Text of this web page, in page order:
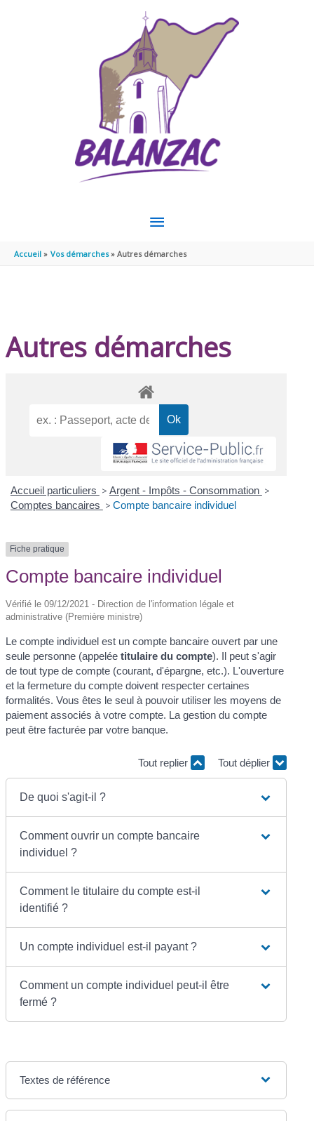
MENU
PRINCIPAL
Accueil Vos démarches Autres démarches
Autres démarches
Accueil particuliers > Argent - Impôts - Consommation >
Comptes bancaires > Compte bancaire individuel
Fiche pratique
Compte bancaire individuel
Vérifié le 09/12/2021 - Direction de l'information légale et
administrative (Première ministre)
Le compte individuel est un compte bancaire ouvert par une
seule personne (appeléetitulaire du compte). Il peut s'agir
de tout type de compte (courant, d'épargne, etc.). L'ouverture
et la fermeture du compte doivent respecter certaines
formalités. Vous êtes le seul à pouvoir utiliser les moyens de
paiement associés à votre compte. La gestion du compte
peut être facturée par votre banque.
Tout replier Tout déplier
De quoi s'agit-il ?
Comment ouvrir un compte bancaire
individuel ?
Comment le titulaire du compte est-il
identifié ?
Un compte individuel est-il payant ?
Comment un compte individuel peut-il être
fermé ?
Textes de référence